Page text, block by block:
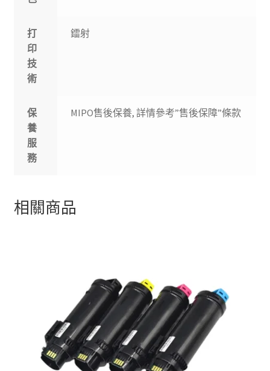
打
印
技
術
鐳射
保
養
服
務
MIPO售後保養, 詳情參考”售後保障”條款
相關商品